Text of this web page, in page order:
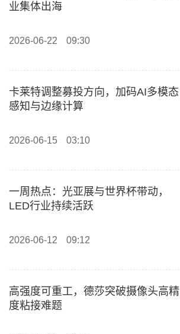
业集体出海
2026-06-22 09:30
卡莱特调整募投方向，加码AI多模态
感知与边缘计算
2026-06-15 03:10
一周热点：光亚展与世界杯带动，
LED行业持续活跃
2026-06-12 09:12
高强度可重工，德莎突破摄像头高精
度粘接难题